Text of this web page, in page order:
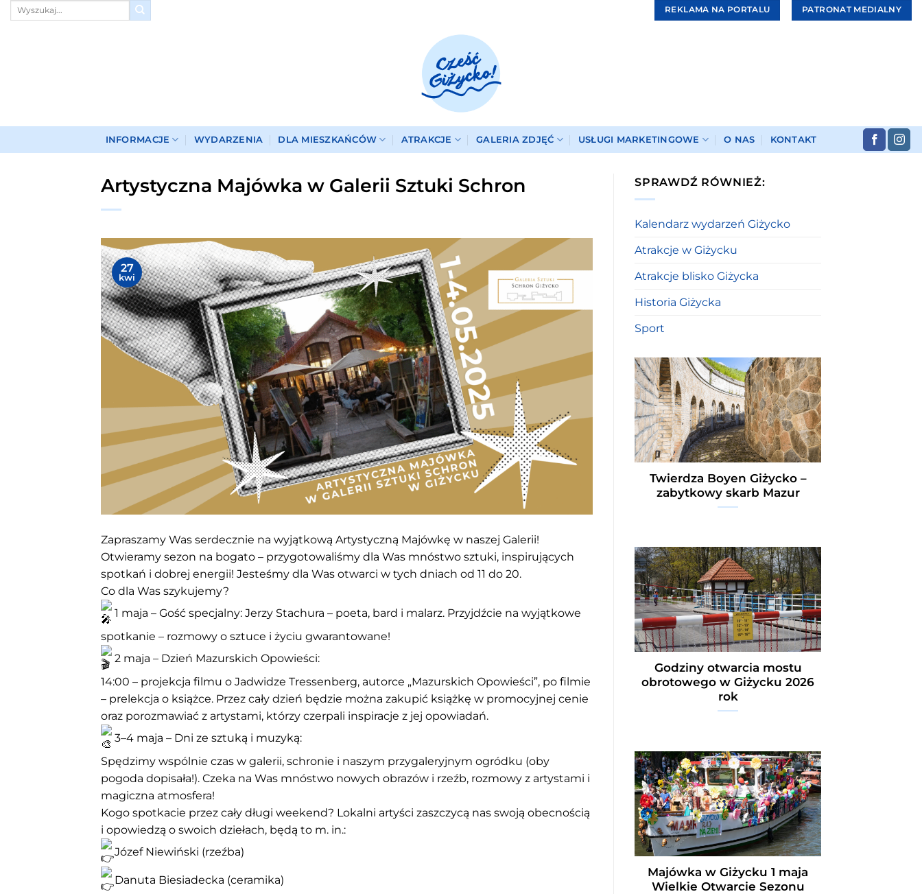
Przewiń
REKLAMA NA PORTALU PATRONAT MEDIALNY
INFORMACJE WYDARZENIA DLA MIESZKAŃCÓW ATRAKCJE GALERIA ZDJĘĆ USŁUGI MARKETINGOWE O NAS KONTAKT
Artystyczna Majówka w Galerii Sztuki Schron
27
kwi
Zapraszamy Was serdecznie na wyjątkową Artystyczną Majówkę w naszej Galerii!
Otwieramy sezon na bogato – przygotowaliśmy dla Was mnóstwo sztuki, inspirujących
spotkań i dobrej energii! Jesteśmy dla Was otwarci w tych dniach od 11 do 20.
Co dla Was szykujemy?
1 maja – Gość specjalny: Jerzy Stachura – poeta, bard i malarz. Przyjdźcie na wyjątkowe
spotkanie – rozmowy o sztuce i życiu gwarantowane!
2 maja – Dzień Mazurskich Opowieści:
14:00 – projekcja filmu o Jadwidze Tressenberg, autorce „Mazurskich Opowieści”, po filmie
– prelekcja o książce. Przez cały dzień będzie można zakupić książkę w promocyjnej cenie
oraz porozmawiać z artystami, którzy czerpali inspiracje z jej opowiadań.
3–4 maja – Dni ze sztuką i muzyką:
Spędzimy wspólnie czas w galerii, schronie i naszym przygaleryjnym ogródku (oby
pogoda dopisała!). Czeka na Was mnóstwo nowych obrazów i rzeźb, rozmowy z artystami i
magiczna atmosfera!
Kogo spotkacie przez cały długi weekend? Lokalni artyści zaszczycą nas swoją obecnością
i opowiedzą o swoich dziełach, będą to m. in.:
Józef Niewiński (rzeźba)
Danuta Biesiadecka (ceramika)
SPRAWDŹ RÓWNIEŻ:
Kalendarz wydarzeń Giżycko
Atrakcje w Giżycku
Atrakcje blisko Giżycka
Historia Giżycka
Sport
Twierdza Boyen Giżycko –
zabytkowy skarb Mazur
Godziny otwarcia mostu
obrotowego w Giżycku 2026
rok
Majówka w Giżycku 1 maja
Wielkie Otwarcie Sezonu